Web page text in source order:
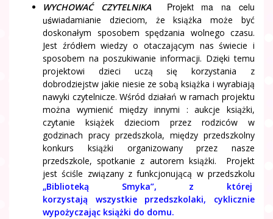
WYCHOWAĆ CZYTELNIKA
Projekt ma na celu
uświadamianie dzieciom, że książka może być
doskonałym sposobem spędzania wolnego czasu.
Jest źródłem wiedzy o otaczającym nas świecie i
sposobem na poszukiwanie informacji. Dzięki temu
projektowi dzieci uczą się korzystania z
dobrodziejstw jakie niesie ze sobą książka i wyrabiają
nawyki czytelnicze. Wśród działań w ramach projektu
można wymienić między innymi : aukcje książki,
czytanie książek dzieciom przez rodziców w
godzinach pracy przedszkola, między przedszkolny
konkurs książki organizowany przez nasze
przedszkole, spotkanie z autorem książki. Projekt
jest ściśle związany z funkcjonującą w przedszkolu
„Biblioteką Smyka”, z której
korzystają wszystkie przedszkolaki, cyklicznie
wypożyczając książki do domu.